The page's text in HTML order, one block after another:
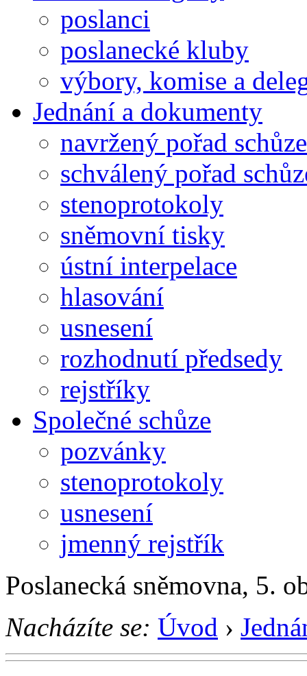
poslanci
poslanecké kluby
výbory, komise a
Jednání a dokumenty
navržený pořad schůze
schválený pořad
stenoprotokoly
sněmovní tisky
ústní interpelace
hlasování
usnesení
rozhodnutí předsedy
rejstříky
Společné schůze
pozvánky
stenoprotokoly
usnesení
jmenný rejstřík
Poslanecká sněmovna, 5.
Nacházíte se: Úvod ›